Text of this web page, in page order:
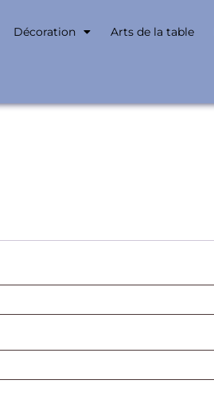
Décoration Arts de la table